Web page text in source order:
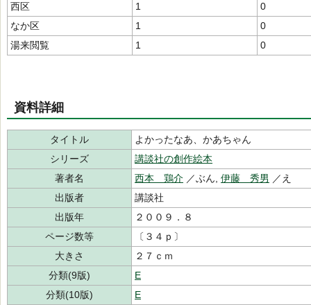
西区
1
0
なか区
1
0
湯来閲覧
1 0
資料詳細
タイトル
よかったなあ、かあちゃん
シリーズ
講談社の創作絵本
著者名
西本 鶏介 ／ぶん, 伊藤 秀男 ／え
出版者
講談社
出版年
２００９．８
ページ数等
〔３４ｐ〕
大きさ
２７ｃｍ
分類(9版)
E
分類(10版)
E